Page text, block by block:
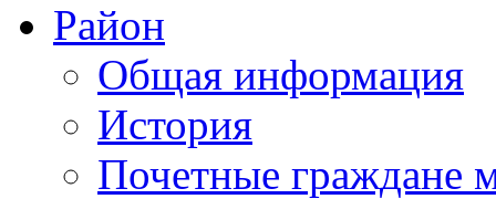
Район
Общая информация
История
Почетные граждане